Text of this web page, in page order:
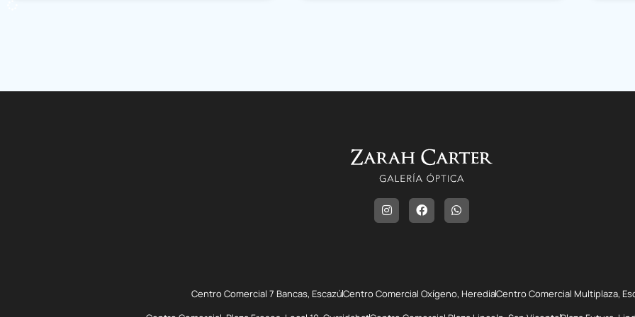
Centro Comercial 7 Bancas, EscazúCentro Comercial Oxígeno, HerediaCentro Comercial Multiplaza,